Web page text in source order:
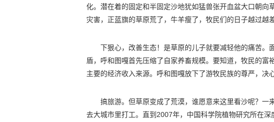
化。潜在着的固定和半固定沙地犹如猛兽张开血盆大口朝向
灾害，正蓝旗的草原荒了，牛羊瘦了，牧民们的日子越过越差
下狠心，改善生态！是草原的儿子就要减轻他的痛苦。
盾，呼和图嘎首先压缩了自家养畜规模。要知道，牧民的富
主要的经济收入来源。呼和图嘎放下了游牧民族的尊严，决
搞旅游。但草原变成了荒漠，谁愿意来这里看沙呢？一
去大城市里打工。直到2007年，中国科学院植物研究所在